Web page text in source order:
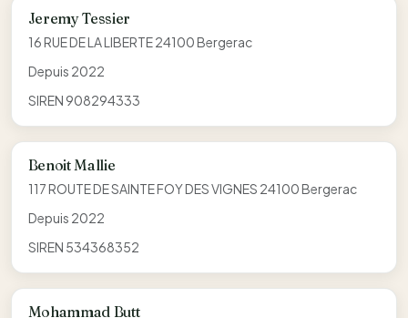
Jeremy Tessier
16 RUE DE LA LIBERTE 24100 Bergerac
Depuis 2022
SIREN 908294333
Benoit Mallie
117 ROUTE DE SAINTE FOY DES VIGNES 24100 Bergerac
Depuis 2022
SIREN 534368352
Mohammad Butt